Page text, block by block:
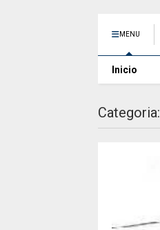
MENU
Inicio
Categoria: